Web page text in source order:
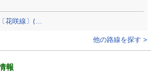
他の路線を探す >
報